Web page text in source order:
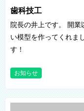
歯科技工
院長の井上です。 開
い模型を作ってくれま
す！
お知らせ